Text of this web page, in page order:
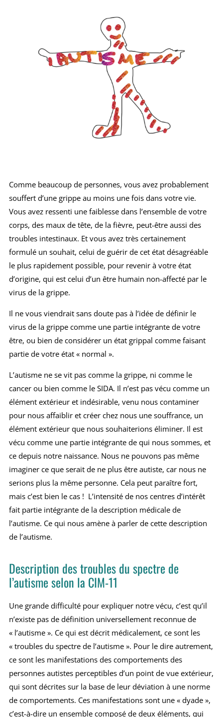
Comme beaucoup de personnes, vous avez probablement
souffert d’une grippe au moins une fois dans votre vie.
Vous avez ressenti une faiblesse dans l’ensemble de votre
corps, des maux de tête, de la fièvre, peut-être aussi des
troubles intestinaux. Et vous avez très certainement
formulé un souhait, celui de guérir de cet état désagréable
le plus rapidement possible, pour revenir à votre état
d’origine, qui est celui d’un être humain non-affecté par le
virus de la grippe.
Il ne vous viendrait sans doute pas à l’idée de définir le
virus de la grippe comme une partie intégrante de votre
être, ou bien de considérer un état grippal comme faisant
partie de votre état « normal ».
L’autisme ne se vit pas comme la grippe, ni comme le
cancer ou bien comme le SIDA. Il n’est pas vécu comme un
élément extérieur et indésirable, venu nous contaminer
pour nous affaiblir et créer chez nous une souffrance, un
élément extérieur que nous souhaiterions éliminer. Il est
vécu comme une partie intégrante de qui nous sommes, et
ce depuis notre naissance. Nous ne pouvons pas même
imaginer ce que serait de ne plus être autiste, car nous ne
serions plus la même personne. Cela peut paraître fort,
mais c’est bien le cas ! L’intensité de nos centres d’intérêt
fait partie intégrante de la description médicale de
l’autisme. Ce qui nous amène à parler de cette description
de l’autisme.
Description des troubles du spectre de
l’autisme selon la CIM-11
Une grande difficulté pour expliquer notre vécu, c’est qu’il
n’existe pas de définition universellement reconnue de
« l’autisme ». Ce qui est décrit médicalement, ce sont les
« troubles du spectre de l’autisme ». Pour le dire autrement,
ce sont les manifestations des comportements des
personnes autistes perceptibles d’un point de vue extérieur,
qui sont décrites sur la base de leur déviation à une norme
de comportements. Ces manifestations sont une « dyade »,
c’est-à-dire un ensemble composé de deux éléments, qui